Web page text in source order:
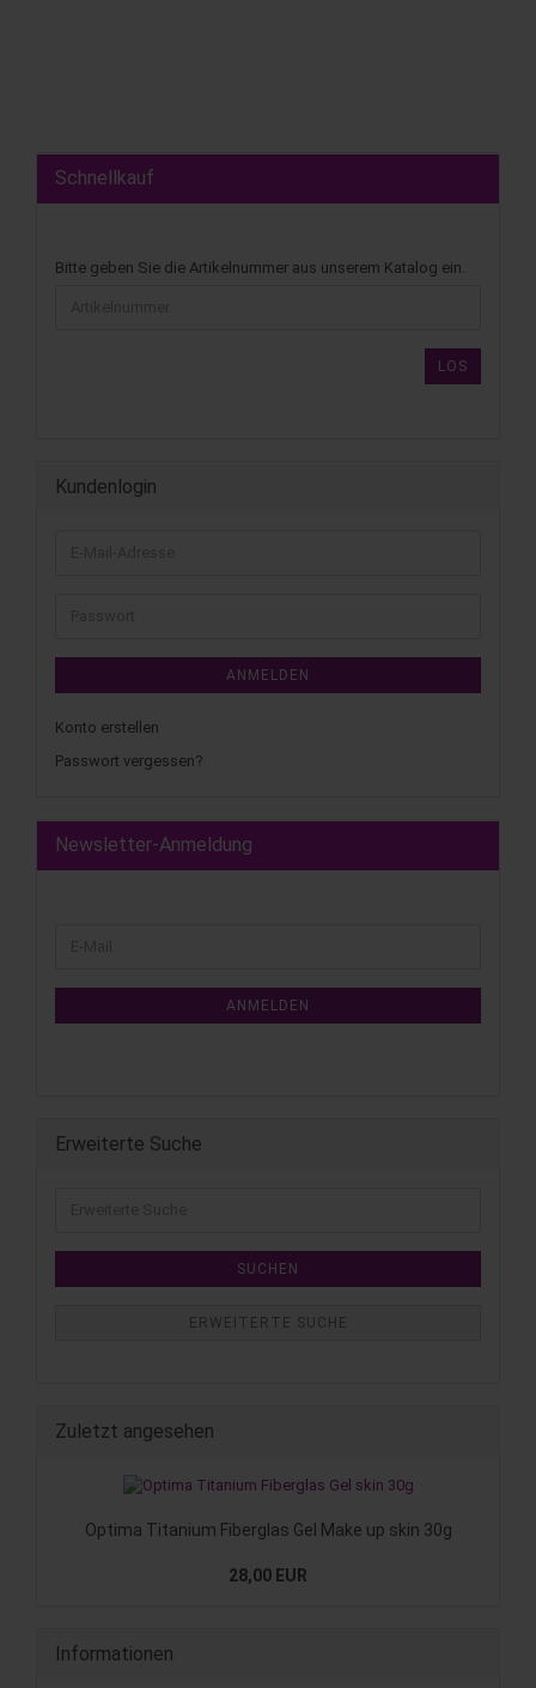
Schnellkauf
Bitte geben Sie die Artikelnummer aus unserem Katalog ein.
LOS
Kundenlogin
ANMELDEN
Konto erstellen
Passwort vergessen?
Newsletter-Anmeldung
ANMELDEN
Erweiterte Suche
SUCHEN
ERWEITERTE SUCHE
Zuletzt angesehen
Optima Titanium Fiberglas Gel Make up skin 30g
28,00 EUR
Informationen